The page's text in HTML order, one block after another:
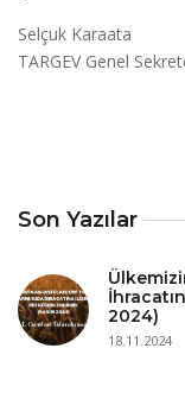
Son Yazılar
2024)
18.11.2024
Selçuk Karaata
TARGEV Genel